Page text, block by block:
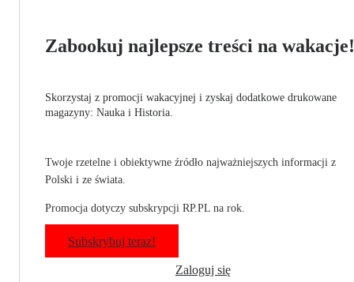
Zabookuj najlepsze treści na wakacje!
Skorzystaj z promocji wakacyjnej i zyskaj dodatkowe drukowane
magazyny: Nauka i Historia.
Twoje rzetelne i obiektywne źródło najważniejszych informacji z
Polski i ze świata.
Promocja dotyczy subskrypcji RP.PL na rok.
Subskrybuj teraz!
Zaloguj się